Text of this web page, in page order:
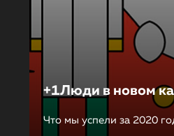
+1Люди в новом
Что мы успели за 2020